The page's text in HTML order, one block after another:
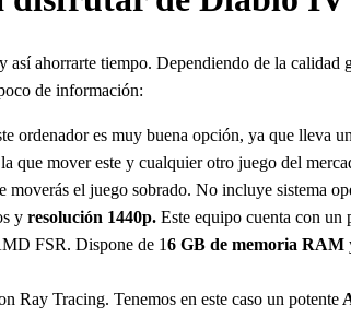
así ahorrarte tiempo. Dependiendo de la
de información:
ordenador es muy buena opción, ya que lleva
que mover este y cualquier otro juego del
el juego sobrado. No incluye sistema
y resolución 1440p. Este equipo cuenta con un
FSR. Dispone de 16 GB de memoria RAM
Ray Tracing. Tenemos en este caso un potente